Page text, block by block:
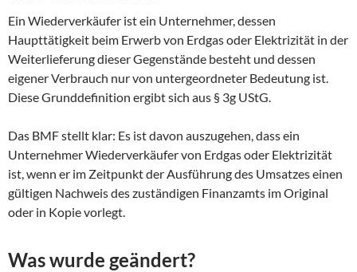
Ein Wiederverkäufer ist ein Unternehmer, dessen
Haupttätigkeit beim Erwerb von Erdgas oder Elektrizität in der
Weiterlieferung dieser Gegenstände besteht und dessen
eigener Verbrauch nur von untergeordneter Bedeutung ist.
Diese Grunddefinition ergibt sich aus § 3g UStG.
Das BMF stellt klar: Es ist davon auszugehen, dass ein
Unternehmer Wiederverkäufer von Erdgas oder Elektrizität
ist, wenn er im Zeitpunkt der Ausführung des Umsatzes einen
gültigen Nachweis des zuständigen Finanzamts im Original
oder in Kopie vorlegt.
Was wurde geändert?